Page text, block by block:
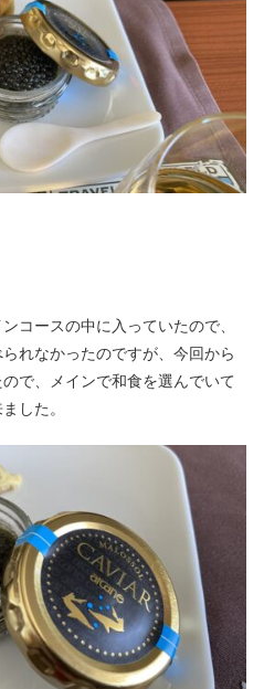
コースの中に入っていたので、
れなかったのですが、今回から
で、メインで和食を選んでいて
した。